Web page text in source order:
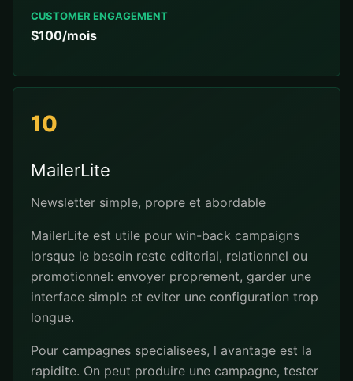
CUSTOMER ENGAGEMENT
$100/mois
10
MailerLite
Newsletter simple, propre et abordable
MailerLite est utile pour win-back campaigns
lorsque le besoin reste editorial, relationnel ou
promotionnel: envoyer proprement, garder une
interface simple et eviter une configuration trop
longue.
Pour campagnes specialisees, l avantage est la
rapidite. On peut produire une campagne, tester